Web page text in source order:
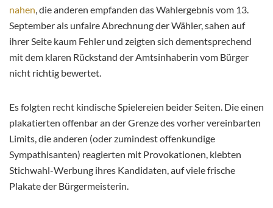
nahen, die anderen empfanden das Wahlergebnis vom 13.
September als unfaire Abrechnung der Wähler, sahen auf
ihrer Seite kaum Fehler und zeigten sich dementsprechend
mit dem klaren Rückstand der Amtsinhaberin vom Bürger
nicht richtig bewertet.
Es folgten recht kindische Spielereien beider Seiten. Die einen
plakatierten offenbar an der Grenze des vorher vereinbarten
Limits, die anderen (oder zumindest offenkundige
Sympathisanten) reagierten mit Provokationen, klebten
Stichwahl-Werbung ihres Kandidaten, auf viele frische
Plakate der Bürgermeisterin.